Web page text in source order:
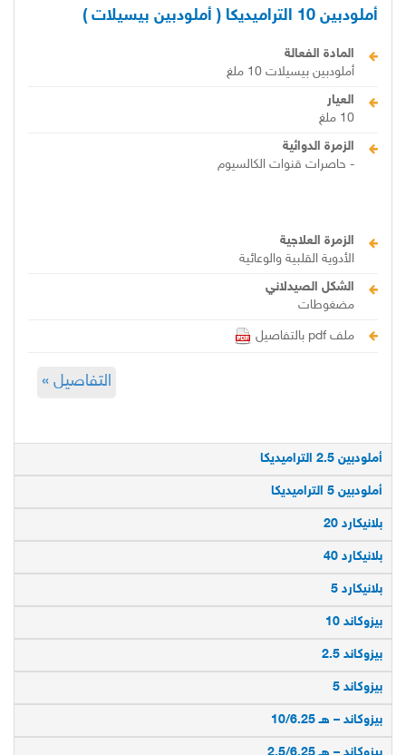
أملودبين 10 التراميديكا ( أملودبين بيسيلات )
المادة الفعالة
أملودبين بيسيلات 10 ملغ
العيار
10 ملغ
الزمرة الدوائية
- حاصرات قنوات الكالسيوم
الزمرة العلاجية
الأدوية القلبية والوعائية
الشكل الصيدلاني
مضغوطات
ملف pdf بالتفاصيل
التفاصيل »
أملودبين 2.5 التراميديكا
أملودبين 5 التراميديكا
بلانيكارد 20
بلانيكارد 40
بلانيكارد 5
بيزوكاند 10
بيزوكاند 2.5
بيزوكاند 5
بيزوكاند – هـ 10/6.25